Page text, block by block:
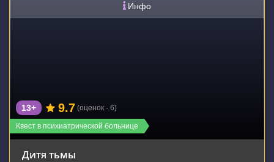
Инфо
Квест в психиатрической больнице
13+ 9.7 (оценок - 6)
Дитя тьмы